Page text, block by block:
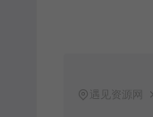
遇见资源网